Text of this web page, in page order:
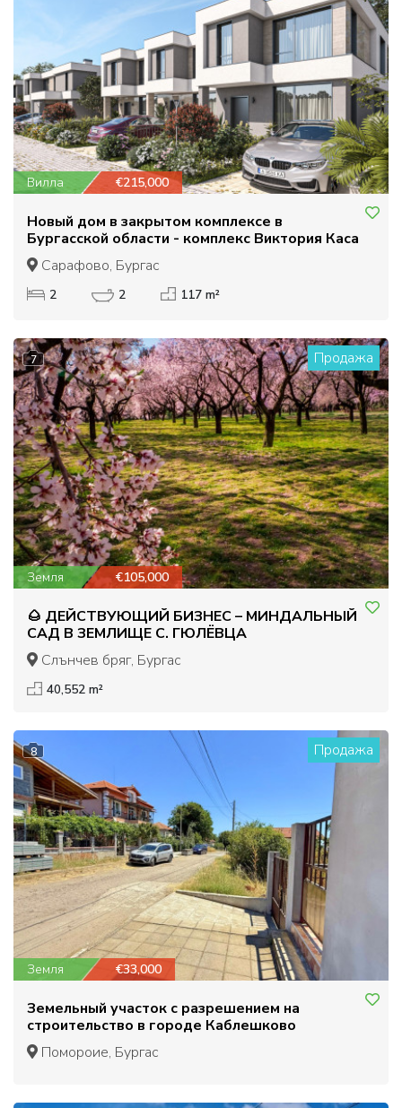
Вилла €215,000
Новый дом в закрытом комплексе в
Бургасской области - комплекс Виктория Каса
Сарафово, Бургас
2 2 117 m²
7 Продажа
Земля €105,000
🌰 ДЕЙСТВУЮЩИЙ БИЗНЕС – МИНДАЛЬНЫЙ
САД В ЗЕМЛИЩЕ С. ГЮЛЁВЦА
Слънчев бряг, Бургас
40,552 m²
8 Продажа
Земля €33,000
Земельный участок с разрешением на
строительство в городе Каблешково
Помороие, Бургас